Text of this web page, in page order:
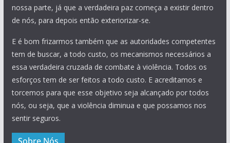
nossa parte, já que a verdadeira paz começa a existir dentro
de nós, para depois então exteriorizar-se.
E é bom frizarmos também que as autoridades competentes
tem de buscar, a todo custo, os mecanismos necessários a
essa verdadeira cruzada de combate à violência. Todos os
esforços tem de ser feitos a todo custo. E acreditamos e
torcemos para que esse objetivo seja alcançado por todos
nós, ou seja, que a violência diminua e que possamos nos
sentir seguros.